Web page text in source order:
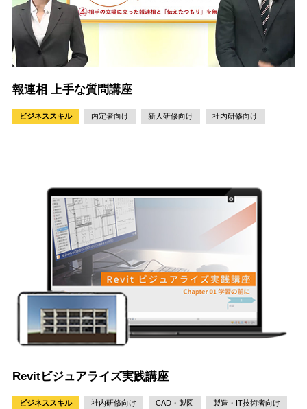
報連相 上手な質問講座
ビジネススキル 内定者向け 新人研修向け 社内研修向け
Revitビジュアライズ実践講座
ビジネススキル 社内研修向け CAD・製図 製造・IT技術者向け